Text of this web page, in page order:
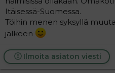
Itäisessä-Suomessa.
Töihin menen syksyllä
jälkeen
Ilmoita asiaton viesti